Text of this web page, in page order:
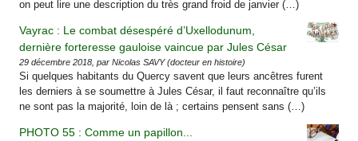
on peut lire une description du très grand froid de janvier (…)
Vayrac : Le combat désespéré d’Uxellodunum,
dernière forteresse gauloise vaincue par Jules César
29 décembre 2018, par Nicolas SAVY (docteur en histoire)
Si quelques habitants du Quercy savent que leurs ancêtres furent
les derniers à se soumettre à Jules César, il faut reconnaître qu’ils
ne sont pas la majorité, loin de là ; certains pensent sans (…)
PHOTO 55 : Comme un papillon...